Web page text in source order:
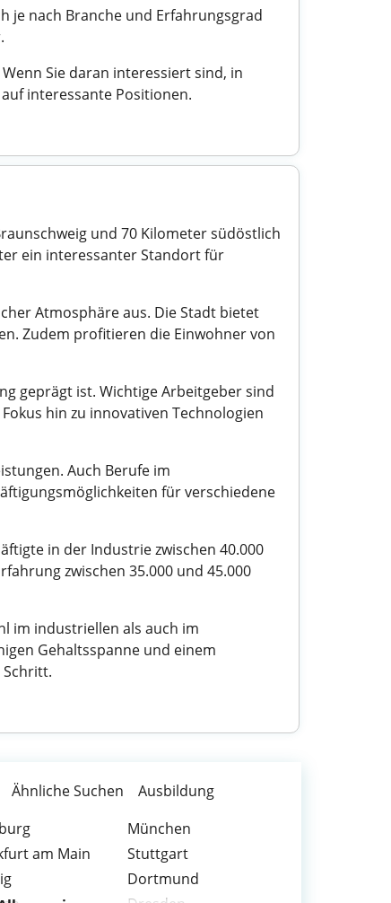
je nach Branche und Erfahrungsgrad
Sie daran interessiert sind, in
interessante Positionen.
und 70 Kilometer südöstlich
ein interessanter Standort für
Atmosphäre aus. Die Stadt bietet
Zudem profitieren die Einwohner von
geprägt ist. Wichtige Arbeitgeber sind
hin zu innovativen Technologien
Auch Berufe im
für verschiedene
in der Industrie zwischen 40.000
zwischen 35.000 und 45.000
im industriellen als auch im
Gehaltsspanne und einem
Ähnliche Suchen
Ausbildung
München
am Main
Stuttgart
Dortmund